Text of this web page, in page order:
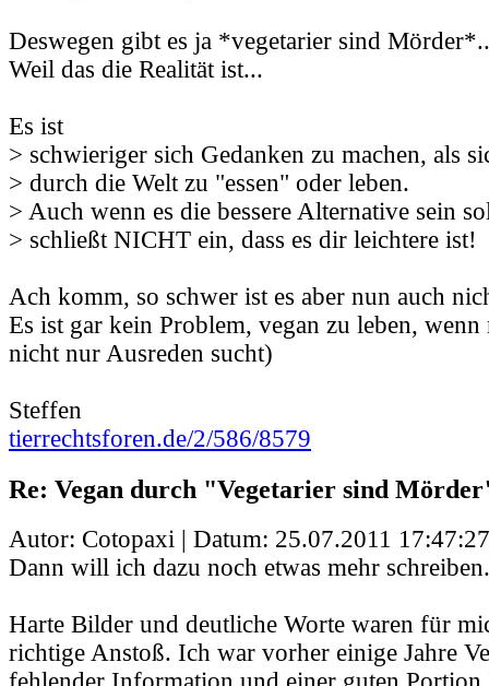
Deswegen gibt es ja *vegetarier sind
Weil das die Realität ist...
Es ist
> schwieriger sich Gedanken zu machen, als
> durch die Welt zu "essen" oder leben.
> Auch wenn es die bessere Alternative sein
> schließt NICHT ein, dass es dir leichtere ist!
Ach komm, so schwer ist es aber nun auch
Es ist gar kein Problem, vegan zu leben,
nicht nur Ausreden sucht)
Steffen
tierrechtsforen.de/2/586/8579
Re: Vegan durch "Vegetarier sind
Autor: Cotopaxi | Datum: 25.07.2011 17:47:27
Dann will ich dazu noch etwas mehr
Harte Bilder und deutliche Worte waren für
richtige Anstoß. Ich war vorher einige Jahre